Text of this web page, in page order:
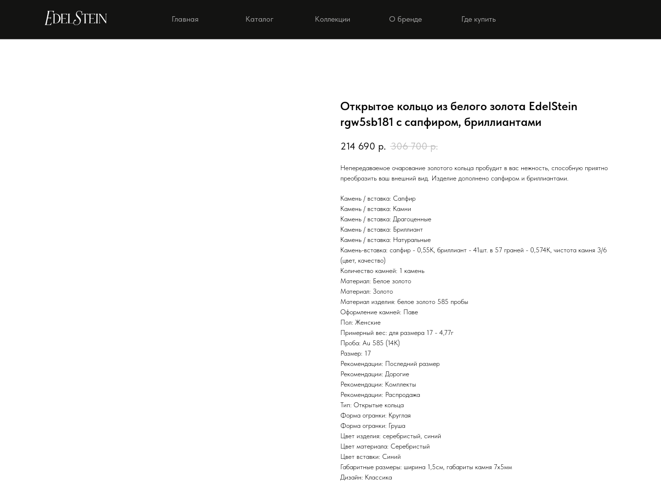
Выбрать коллекцию
Коллекции Где купить
О бренде
Каталог
Главная
Открытое кольцо из белого золота EdelStein
rgw5sb181 с сапфиром, бриллиантами
214 690 р. 306 700 р.
Непередаваемое очарование золотого кольца пробудит в вас нежность, способную приятно
преобразить ваш внешний вид. Изделие дополнено сапфиром и бриллиантами.
Камень / вставка: Сапфир
Камень / вставка: Камни
Камень / вставка: Драгоценные
Камень / вставка: Бриллиант
Камень / вставка: Натуральные
Камень-вставка: сапфир - 0,55К, бриллиант - 41шт. в 57 граней - 0,574К, чистота камня 3/6
(цвет, качество)
Количество камней: 1 камень
Материал: Белое золото
Материал: Золото
Материал изделия: белое золото 585 пробы
Оформление камней: Паве
Пол: Женские
Примерный вес: для размера 17 - 4,77г
Проба: Au 585 (14K)
Размер: 17
Рекомендации: Последний размер
Рекомендации: Дорогие
Рекомендации: Комплекты
Рекомендации: Распродажа
Тип: Открытые кольца
Форма огранки: Круглая
Форма огранки: Груша
Цвет изделия: серебристый, синий
Цвет материала: Серебристый
Цвет вставки: Синий
Габаритные размеры: ширина 1,5см, габариты камня 7х5мм
Дизайн: Классика